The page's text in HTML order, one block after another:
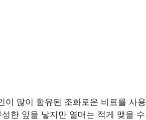
이 많이 함유된 조화로운 비료를 사용
한 잎을 낳지만 열매는 적게 맺을 수